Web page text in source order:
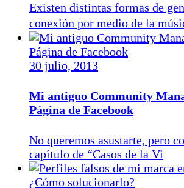
Existen distintas formas de
conexión por medio de la
30 julio, 2013
Mi antiguo Community
Página de Facebook
No queremos asustarte, pero
capítulo de “Casos de la Vi